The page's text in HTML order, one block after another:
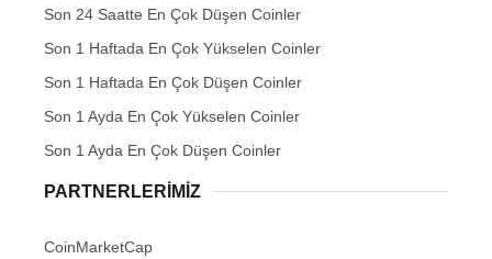
Son 24 Saatte En Çok Düşen Coinler
Son 1 Haftada En Çok Yükselen Coinler
Son 1 Haftada En Çok Düşen Coinler
Son 1 Ayda En Çok Yükselen Coinler
Son 1 Ayda En Çok Düşen Coinler
PARTNERLERIMIZ
CoinMarketCap